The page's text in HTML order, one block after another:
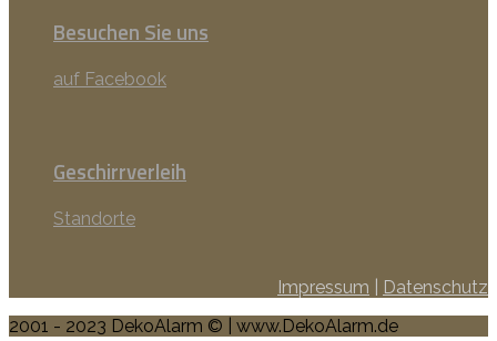
Besuchen Sie uns
auf Facebook
Geschirrverleih
Standorte
Impressum
Datenschutz
2001 - 2023 DekoAlarm © | www.DekoAlarm.de